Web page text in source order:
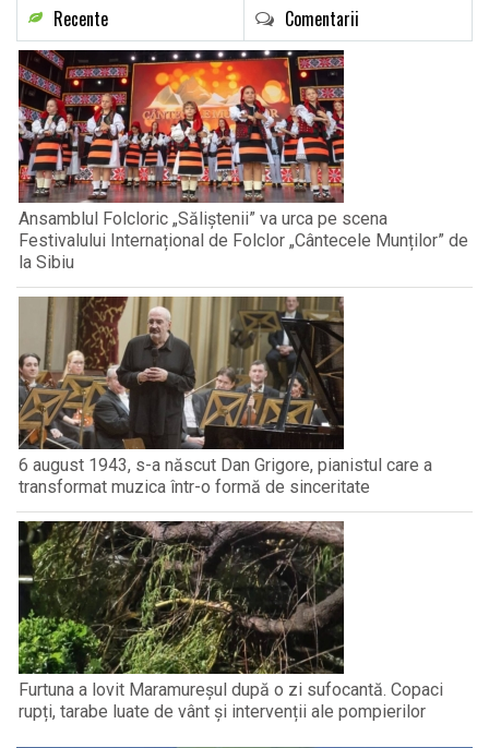
Recente Comentarii
Ansamblul Folcloric „Săliștenii” va urca pe scena
Festivalului Internațional de Folclor „Cântecele Munților” de
la Sibiu
6 august 1943, s-a născut Dan Grigore, pianistul care a
transformat muzica într-o formă de sinceritate
Furtuna a lovit Maramureșul după o zi sufocantă. Copaci
rupți, tarabe luate de vânt și intervenții ale pompierilor